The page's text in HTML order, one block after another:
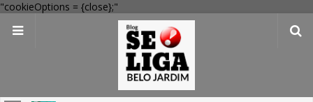
"cookieOptions = {close};"